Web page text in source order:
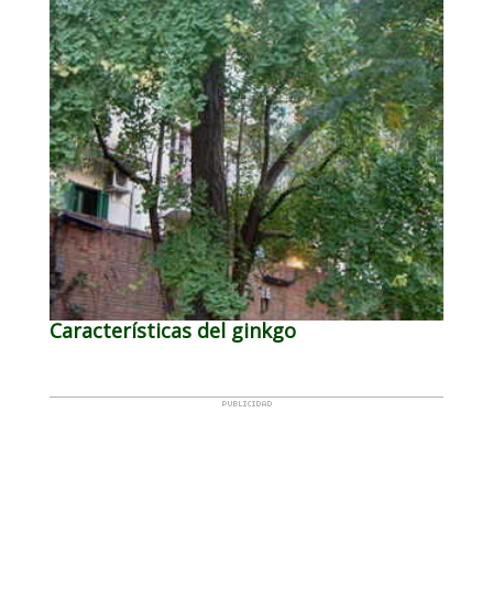
Características del ginkgo